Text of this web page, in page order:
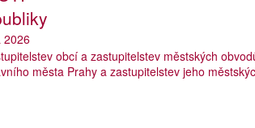
2026
obcí a zastupitelstev městských
města Prahy a zastupitelstev jeho